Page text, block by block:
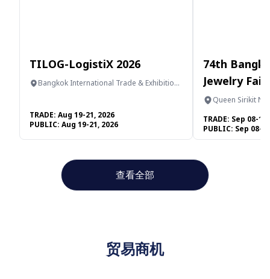
TILOG-LogistiX 2026
Bangkok International Trade & Exhibition
TRADE: Aug 19-21, 2026
PUBLIC: Aug 19-21, 2026
74th
Jewelry Fair
Queen Sirikit
TRADE: Sep 08-
PUBLIC: Sep 08-
查看全部
贸易商机